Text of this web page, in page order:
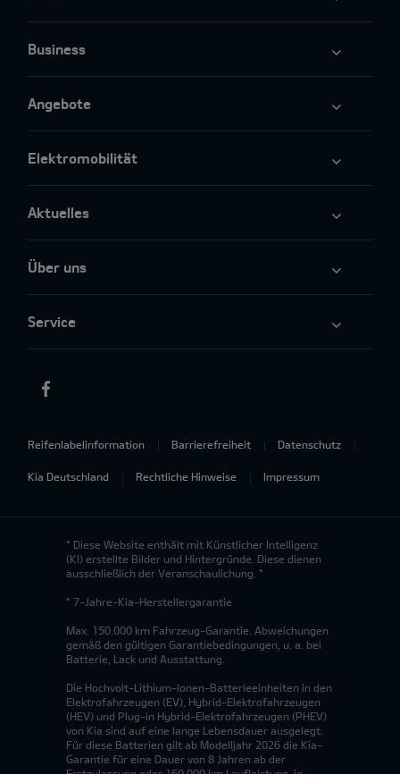
Business
Angebote
Elektromobilität
Aktuelles
Über uns
Service
Reifenlabelinformation Barrierefreiheit Datenschutz
Kia Deutschland Rechtliche Hinweise Impressum
* Diese Website enthält mit Künstlicher Intelligenz
(KI) erstellte Bilder und Hintergründe. Diese dienen
ausschließlich der Veranschaulichung. *
* 7-Jahre-Kia-Herstellergarantie
Max. 150.000 km Fahrzeug-Garantie. Abweichungen
gemäß den gültigen Garantiebedingungen, u. a. bei
Batterie, Lack und Ausstattung.
Die Hochvolt-Lithium-Ionen-Batterieeinheiten in den
Elektrofahrzeugen (EV), Hybrid-Elektrofahrzeugen
(HEV) und Plug-in Hybrid-Elektrofahrzeugen (PHEV)
von Kia sind auf eine lange Lebensdauer ausgelegt.
Für diese Batterien gilt ab Modelljahr 2026 die Kia-
Garantie für eine Dauer von 8 Jahren ab der